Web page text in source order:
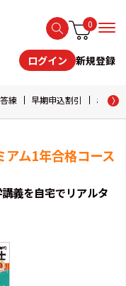
0
ログイン 新規登録
練 早期申込割引 おため
ム1年合格コース
義を自宅でリアルタ